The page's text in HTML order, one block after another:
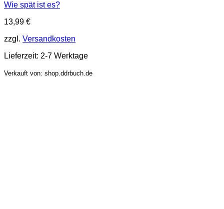
Wie spät ist es?
13,99 €
zzgl. Versandkosten
Lieferzeit: 2-7 Werktage
Verkauft von: shop.ddrbuch.de